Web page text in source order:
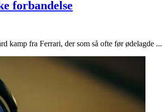
forbandelse
kamp fra Ferrari, der som så ofte før ødelagde ...